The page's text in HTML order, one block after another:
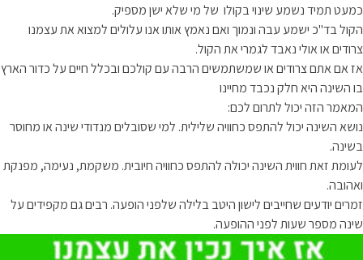
כמעט תמיד נשמע שינוי בקולו של מי שלא ישן מספיק.
הקול בד"כ ישמע עבה ונמוך ואם נאמץ אותו אנו עלולים למצוא את עצמנו
צרודים או אולי נאבד לגמרי את הקול.
אז אם אתם צרודים או שמשתמשים הרבה עם קולכם ובכלל חיים על כדור הארץ
בו השינה היא חלק נכבד מחיינו
המאמר הזה יכול לתרום לכם:
נושא השינה יכול להתפס כחוויה שלילית. למי שסובלים מנדודי שינה או מחוסר
בשינה.
לעומת זאת חווית השינה יכולה להתפס כחוויה חיובית. משקמת, נעימה, מפנקת
ואהובה.
זמרים יודעים שחייבים לישון היטב בלילה שלפני הופעה. רבים גם מקפידים על
שינה מספר שעות לפני ההופעה.